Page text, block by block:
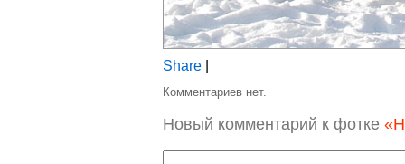
Share
Комментариев нет.
Новый комментарий к фотке